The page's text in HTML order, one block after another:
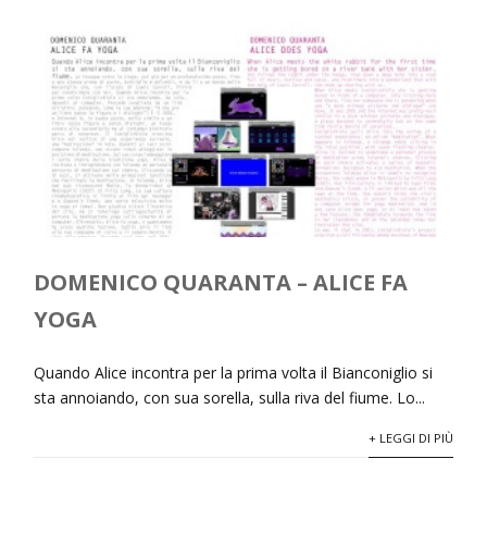
DOMENICO QUARANTA – ALICE FA
YOGA
Quando Alice incontra per la prima volta il Bianconiglio si
sta annoiando, con sua sorella, sulla riva del fiume. Lo...
+ LEGGI DI PIÙ